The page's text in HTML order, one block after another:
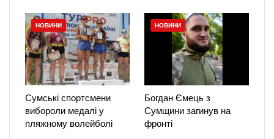
НОВИНИ
Сумські спортсмени
вибороли медалі у
пляжному волейболі
НОВИНИ
Богдан Ємець з
Сумщини загинув на
фронті